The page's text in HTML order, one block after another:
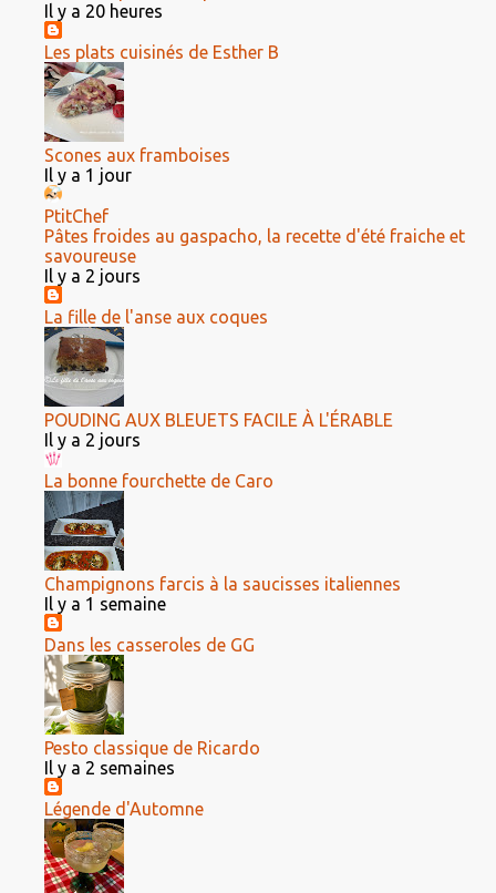
Il y a 20 heures
Les plats cuisinés de Esther B
Scones aux framboises
Il y a 1 jour
PtitChef
Pâtes froides au gaspacho, la recette d'été fraiche et
savoureuse
Il y a 2 jours
La fille de l'anse aux coques
POUDING AUX BLEUETS FACILE À L'ÉRABLE
Il y a 2 jours
La bonne fourchette de Caro
Champignons farcis à la saucisses italiennes
Il y a 1 semaine
Dans les casseroles de GG
Pesto classique de Ricardo
Il y a 2 semaines
Légende d'Automne